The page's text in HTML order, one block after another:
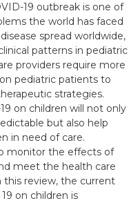
19 outbreak is one of
the world has faced
spread worldwide,
patterns in pediatric
providers require more
pediatric patients to
strategies.
on children will not only
but also help
in need of care.
monitor the effects of
meet the health care
this review, the current
on children is